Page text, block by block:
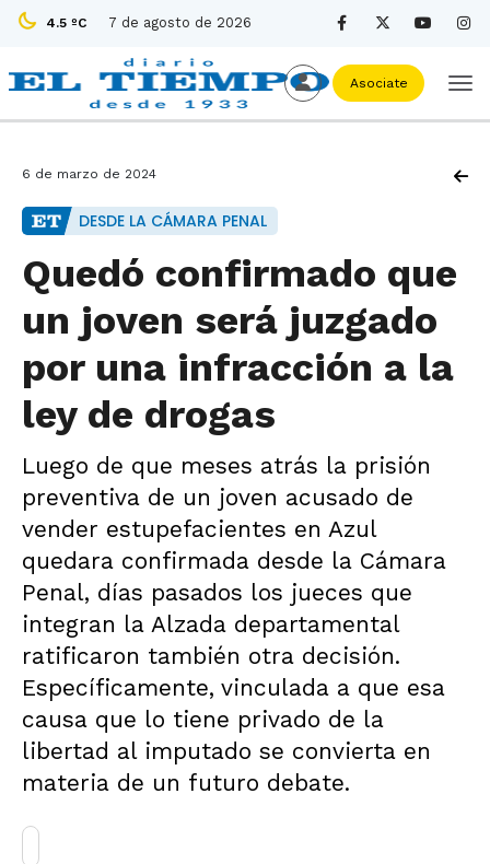
4.5 ºC 7 de agosto de 2026
Asociate
6 de marzo de 2024
DESDE LA CÁMARA PENAL
Quedó confirmado que
un joven será juzgado
por una infracción a la
ley de drogas
Luego de que meses atrás la prisión
preventiva de un joven acusado de
vender estupefacientes en Azul
quedara confirmada desde la Cámara
Penal, días pasados los jueces que
integran la Alzada departamental
ratificaron también otra decisión.
Específicamente, vinculada a que esa
causa que lo tiene privado de la
libertad al imputado se convierta en
materia de un futuro debate.